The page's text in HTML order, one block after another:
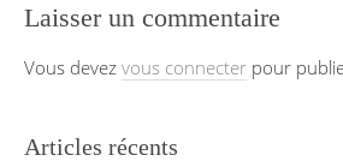
Laisser un commentaire
Vous devez vous connecter pour
Articles récents